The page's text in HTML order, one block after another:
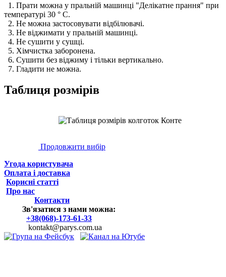
1. Прати можна у пральній машинці "Делікатне прання" при
температурі 30 ° С.
2. Не можна застосовувати відбілювачі.
3. Не віджимати у пральній машинці.
4. Не сушити у сушці.
5. Хімчистка заборонена.
6. Сушити без віджиму і тільки вертикально.
7. Гладити не можна.
Таблиця розмірів
Продовжити вибір
Угода користувача
Оплата і доставка
Корисні статті
Про нас
Контакти
Зв'язатися з нами можна:
+38(068)-173-61-33
kontakt@parys.com.ua